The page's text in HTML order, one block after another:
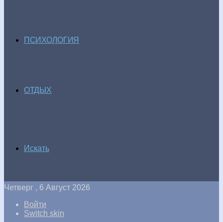
ПСИХОЛОГИЯ
ОТДЫХ
Искать
Четверг , 6 Август 2026
Войти
Switch skin